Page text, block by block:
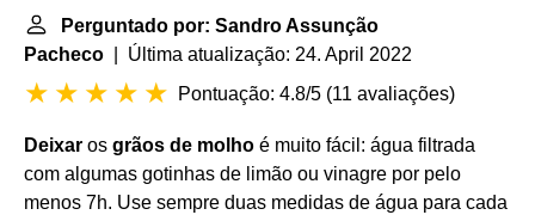
Perguntado por: Sandro Assunção
Pacheco | Última atualização: 24. April 2022
Pontuação: 4.8/5 (11 avaliações)
Deixar os grãos de molho é muito fácil: água filtrada
com algumas gotinhas de limão ou vinagre por pelo
menos 7h. Use sempre duas medidas de água para cada